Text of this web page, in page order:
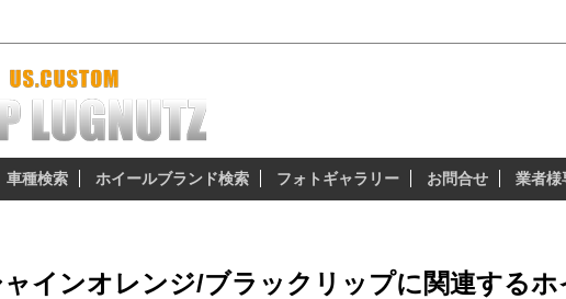
車種検索 ホイールブランド検索 フォトギャラリー お問合せ 業者様
インオレンジ/ブラックリップに関連するホ